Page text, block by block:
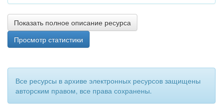
Показать полное описание ресурса
Просмотр статистики
Все ресурсы в архиве электронных ресурсов защищены
авторским правом, все права сохранены.